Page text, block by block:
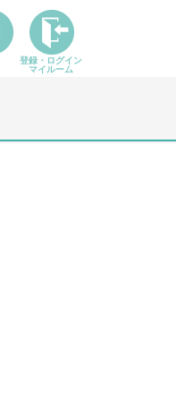
登録・ログイン
マイルーム